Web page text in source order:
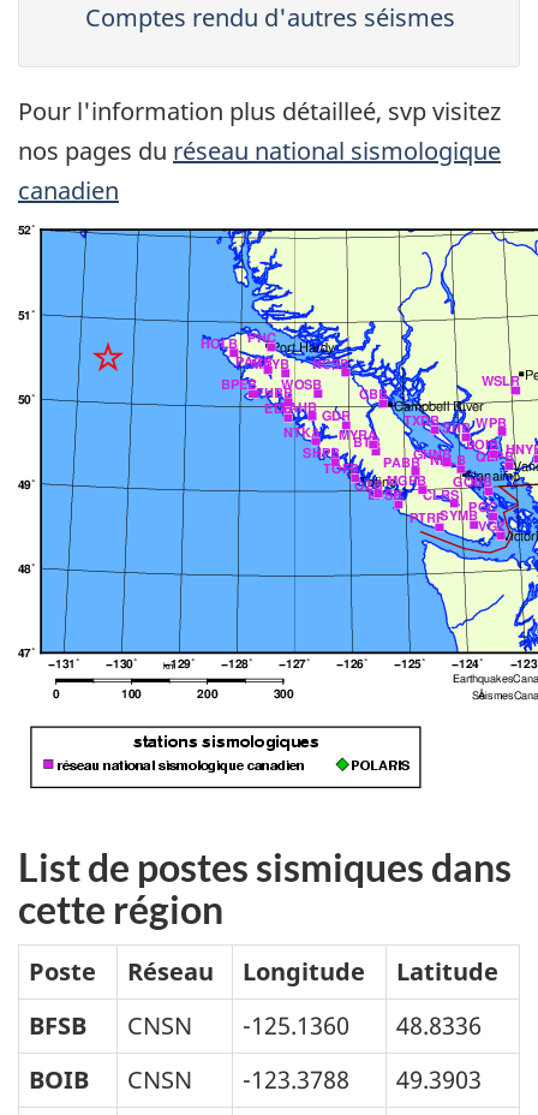
Comptes rendu d'autres séismes
Pour l'information plus détailleé, svp visitez
nos pages du réseau national sismologique
canadien
List de postes sismiques dans
cette région
Poste Réseau Longitude
Latitude
BFSB
CNSN -125.1360
48.8336
BOIB
CNSN -123.3788
49.3903